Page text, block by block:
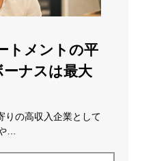
トメントの平
ナスは最大
りの高収入企業として
…